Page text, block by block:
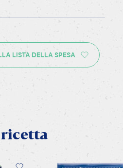
LISTA DELLA SPESA
ricetta